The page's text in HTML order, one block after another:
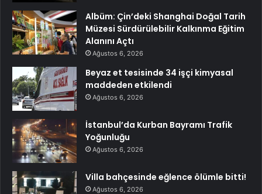
Albüm: Çin’deki Shanghai Doğal Tarih
Müzesi Sürdürülebilir Kalkınma Eğitim
Alanını Açtı
Ağustos 6, 2026
Beyaz et tesisinde 34 işçi kimyasal
maddeden etkilendi
Ağustos 6, 2026
İstanbul’da Kurban Bayramı Trafik
Yoğunluğu
Ağustos 6, 2026
Villa bahçesinde eğlence ölümle bitti!
Ağustos 6, 2026